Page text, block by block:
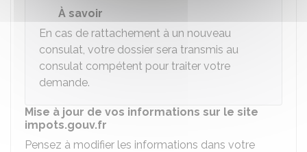
À savoir
En cas de rattachement à un nouveau
consulat, votre dossier sera transmis au
consulat compétent pour traiter votre
demande.
Mise à jour de vos informations sur le site
impots.gouv.fr
Pensez à modifier les informations dans votre